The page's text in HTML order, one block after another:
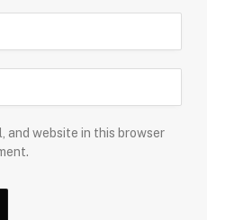
and website in this browser